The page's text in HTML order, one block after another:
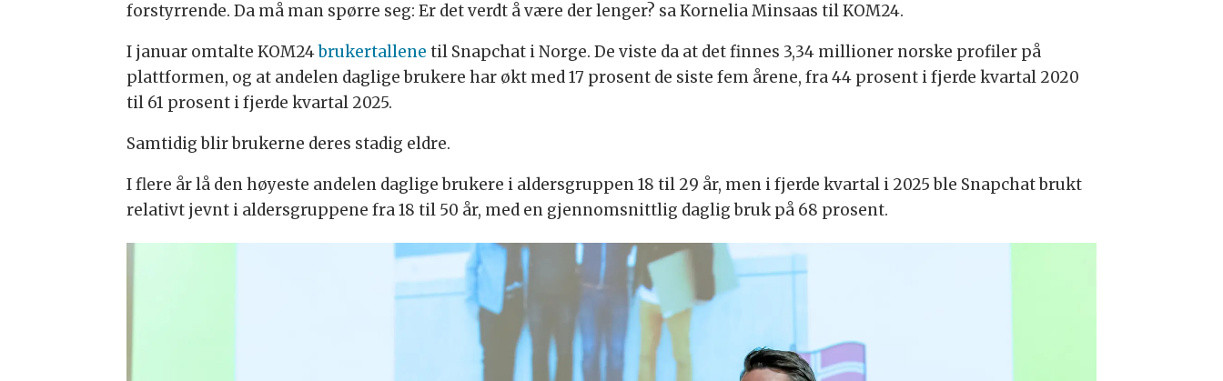
forstyrrende. Da må man spørre seg: Er det verdt å være der lenger? sa Kornelia Minsaas til KOM24.
I januar omtalte KOM24brukertallene til Snapchat i Norge. De viste da at det finnes 3,34 millioner norske profiler på
plattformen, og at andelen daglige brukere har økt med 17 prosent de siste fem årene, fra 44 prosent i fjerde kvartal 2020
til 61 prosent i fjerde kvartal 2025.
Samtidig blir brukerne deres stadig eldre.
I flere år lå den høyeste andelen daglige brukere i aldersgruppen 18 til 29 år, men i fjerde kvartal i 2025 ble Snapchat brukt
relativt jevnt i aldersgruppene fra 18 til 50 år, med en gjennomsnittlig daglig bruk på 68 prosent.